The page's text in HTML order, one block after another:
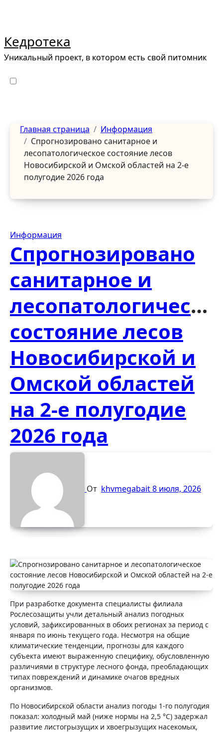
Кедротека
Уникальный проект, в котором есть свой питомник
Главная страница
Информация
Спрогнозировано санитарное и
лесопатологическое состояние лесов
Новосибирской и Омской областей на 2-е
полугодие 2026 года
Информация
Спрогнозировано
санитарное и
состояние лесов
Новосибирской и
Омской областей
на 2-е полугодие
2026 года
От khvmegabait8 июля, 2026
При разработке документа специалисты филиала
Рослесозащиты учли детальный анализ погодных
условий, зафиксированных в обоих регионах за период с
января по июнь текущего года. Несмотря на общие
климатические тенденции, прогнозы для каждого
субъекта имеют выраженную специфику, обусловленную
различиями в структуре лесного фонда, преобладающих
типах повреждений и динамике очагов вредных
организмов.
По Новосибирской области анализ погоды 1-го полугодия
показал: холодный май (ниже нормы на 2,5 °С) задержал
развитие листогрызущих и хвоегрызущих насекомых,